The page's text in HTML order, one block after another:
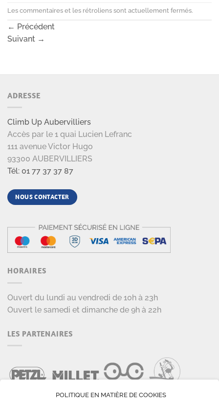
Les commentaires et les rétroliens sont actuellement fermés.
← Précédent
Suivant →
ADRESSE
Climb Up Aubervilliers
Accès par le 1 quai Lucien Lefranc
111 avenue Victor Hugo
93300 AUBERVILLIERS
Tél: 01 77 37 37 87
NOUS CONTACTER
HORAIRES
Ouvert du lundi au vendredi de 10h à 23h
Ouvert le samedi et dimanche de 9h à 22h
LES PARTENAIRES
POLITIQUE EN MATIÈRE DE COOKIES